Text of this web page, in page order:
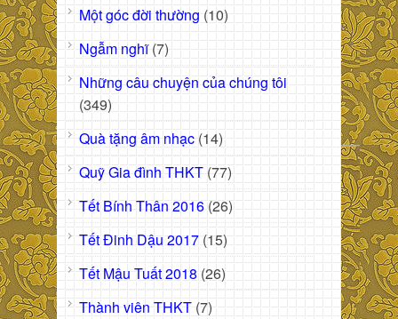
Một góc đời thường (10)
Ngẫm nghĩ(7)
Những câu chuyện của chúng tôi
(349)
Quà tặng âm nhạc (14)
Quỹ Gia đình THKT (77)
Tết Bính Thân 2016 (26)
Tết Đinh Dậu 2017 (15)
Tết Mậu Tuất 2018 (26)
Thành viên THKT (7)